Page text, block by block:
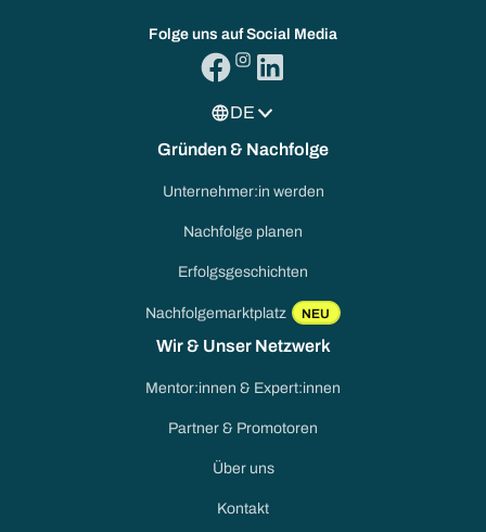
Folge uns auf Social Media
DE
Gründen & Nachfolge
Unternehmer:in werden
Nachfolge planen
Erfolgsgeschichten
Nachfolgemarktplatz NEU
Wir & Unser Netzwerk
Mentor:innen & Expert:innen
Partner & Promotoren
Über uns
Kontakt